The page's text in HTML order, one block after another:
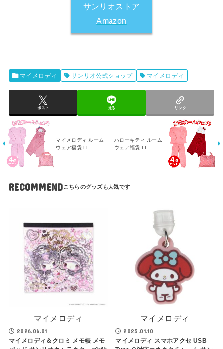
サンリオストア
Amazon
マイメロディ サンリオ公式ショップ マイメロディ
ポスト 送る リンク
マイメロディ ルーム
ウェア福袋 LL
ハローキティ ルーム
ウェア福袋 LL
RECOMMEND
マイメロディ
2026.06.01
マイメロディ＆クロミ メモ帳 メモ
マイメロディ
2025.01.10
マイメロディ スマホアクセ USB